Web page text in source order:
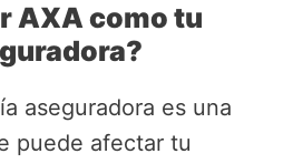
AXA como tu
aseguradora es una
puede afectar tu